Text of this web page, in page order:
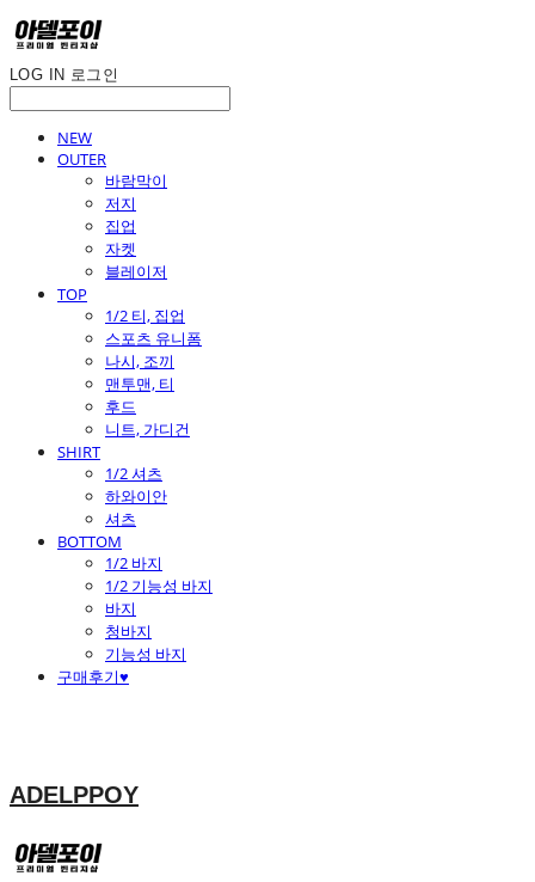
LOG IN 로그인
NEW
OUTER
바람막이
저지
집업
자켓
블레이저
TOP
1/2 티, 집업
스포츠 유니폼
나시, 조끼
맨투맨, 티
후드
니트, 가디건
SHIRT
1/2 셔츠
하와이안
셔츠
BOTTOM
1/2 바지
1/2 기능성 바지
바지
청바지
기능성 바지
구매후기♥
ADELPPOY